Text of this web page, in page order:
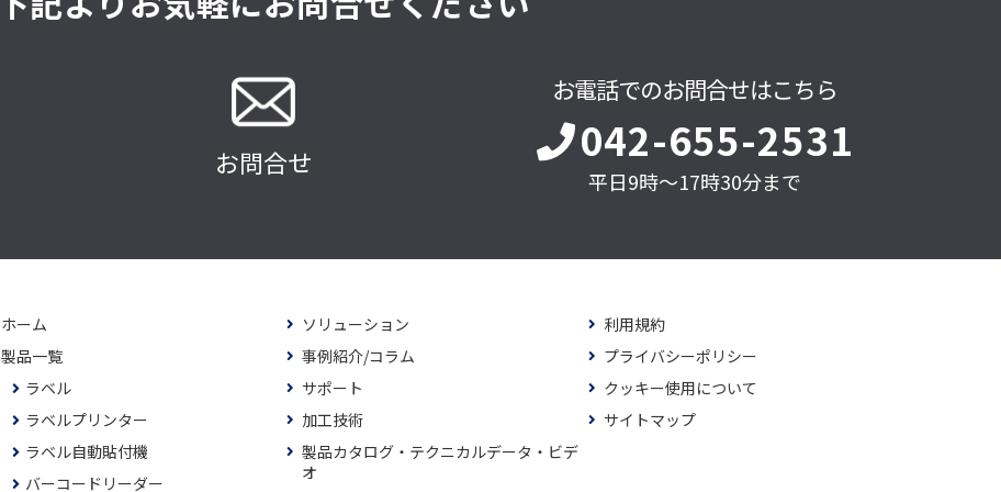
お問合せ
お電話でのお問合せはこちら
042-655-2531
平日9時～17時30分まで
ホーム
製品一覧
ラベル
ラベルプリンター
ラベル自動貼付機
バーコードリーダー
ソリューション
事例紹介/コラム
サポート
加工技術
製品カタログ・テクニカルデータ・ビデ
オ
利用規約
プライバシーポリシー
クッキー使用について
サイトマップ